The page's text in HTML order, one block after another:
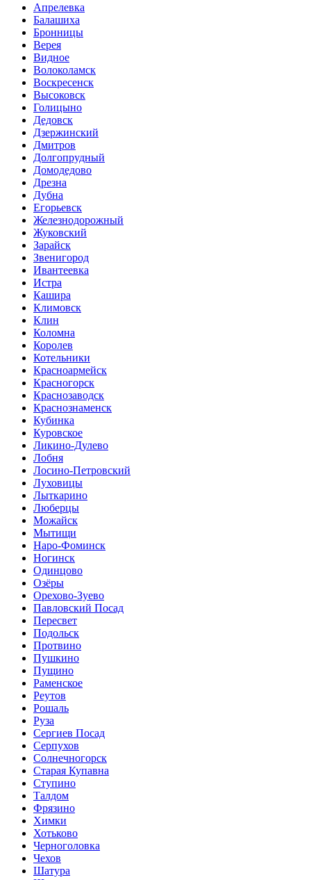
Апрелевка
Балашиха
Бронницы
Верея
Видное
Волоколамск
Воскресенск
Высоковск
Голицыно
Дедовск
Дзержинский
Дмитров
Долгопрудный
Домодедово
Дрезна
Дубна
Егорьевск
Железнодорожный
Жуковский
Зарайск
Звенигород
Ивантеевка
Истра
Кашира
Климовск
Клин
Коломна
Королев
Котельники
Красноармейск
Красногорск
Краснозаводск
Краснознаменск
Кубинка
Куровское
Ликино-Дулево
Лобня
Лосино-Петровский
Луховицы
Лыткарино
Люберцы
Можайск
Мытищи
Наро-Фоминск
Ногинск
Одинцово
Озёры
Орехово-Зуево
Павловский Посад
Пересвет
Подольск
Протвино
Пушкино
Пущино
Раменское
Реутов
Рошаль
Руза
Сергиев Посад
Серпухов
Солнечногорск
Старая Купавна
Ступино
Талдом
Фрязино
Химки
Хотьково
Черноголовка
Чехов
Шатура